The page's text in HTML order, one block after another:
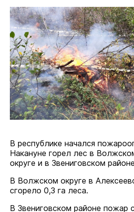
В республике начался
Накануне горел лес в
округе и в Звениговском
В Волжском округе в
сгорело 0,3 га леса.
В Звениговском районе пожар